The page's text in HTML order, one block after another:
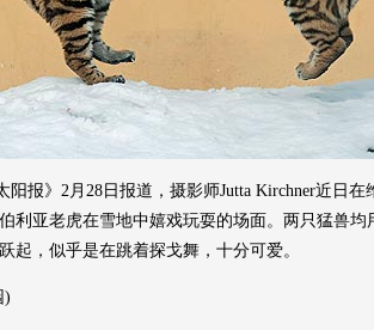
》2月28日报道，摄影师Jutta Kirchner近日在
利亚老虎在雪地中嬉戏玩耍的场面。两只猛兽
起，似乎是在跳着探戈舞，十分可爱。
)